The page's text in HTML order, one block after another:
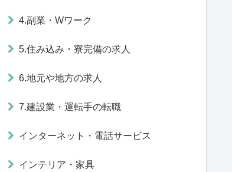
4.副業・Wワーク
5.住み込み・寮完備の求人
6.地元や地方の求人
7.建設業・運転手の転職
インターネット・電話サービス
インテリア・家具